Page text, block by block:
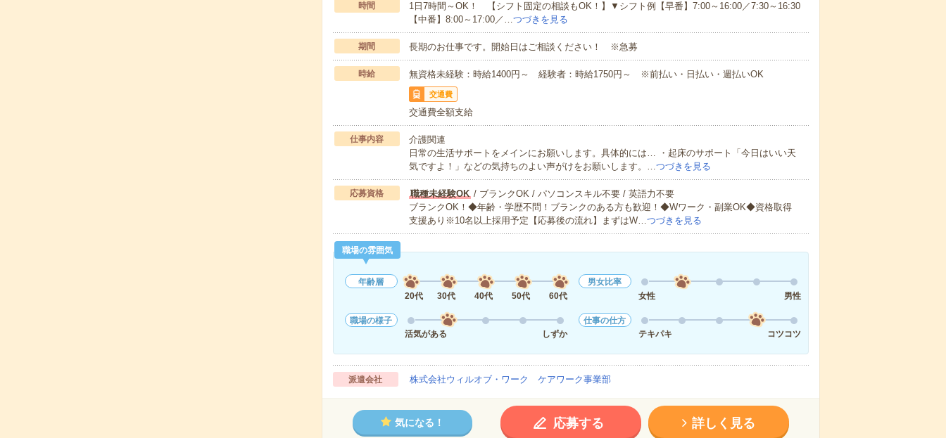
時間
1日7時間～OK！ 【シフト固定の相談もOK！】▼シフト例【早番】7:00～16:00／7:30～16:30
【中番】8:00～17:00／…つづきを見る
期間 長期のお仕事です。開始日はご相談ください！ ※急募
時給 無資格未経験：時給1400円～ 経験者：時給1750円～ ※前払い・日払い・週払いOK
交通費
交通費全額支給
仕事内容
介護関連
日常の生活サポートをメインにお願いします。具体的には… ・起床のサポート「今日はいい天
気ですよ！」などの気持ちのよい声がけをお願いします。…つづきを見る
応募資格 職種未経験OK/ ブランクOK / パソコンスキル不要 / 英語力不要
ブランクOK！◆年齢・学歴不問！ブランクのある方も歓迎！◆Wワーク・副業OK◆資格取得
支援あり※10名以上採用予定【応募後の流れ】まずはW…つづきを見る
職場の雰囲気
年齢層
20代
30代 40代 50代 60代
男女比率
女性
男性
職場の様子
活気がある
しずか
仕事の仕方
テキパキ
コツコツ
派遣会社 株式会社ウィルオブ・ワーク ケアワーク事業部
気になる！ 応募する 詳しく見る